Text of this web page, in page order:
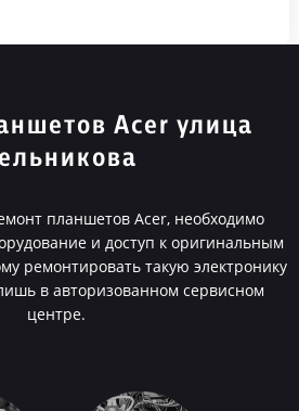
Acer улица
планшетов Acer, необходимо
и доступ к оригинальным
ремонтировать такую электронику
в авторизованном сервисном
центре.